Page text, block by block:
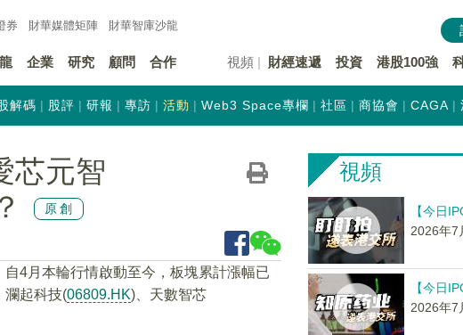
券 財華媒體矩陣 財華智庫沙龍
企業 研究 顧問 合作 視頻 財經速遞 投資 港股100強
解碼 股評 研報 專訪 活動 Web3 Space專欄 社區 商協會 CAGA
芯元智
原創
4月本輪行情啟動至今，板塊累計漲幅已
瀾起科技(06809.HK)、天數智芯
視頻
【今日
2026年7
【今日
2026年7